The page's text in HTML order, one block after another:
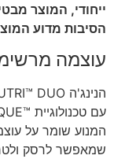
ייחודי, המוצר
הסיבות מדוע
עוצמה
המנוע שומר על
שמאפשר לרסק